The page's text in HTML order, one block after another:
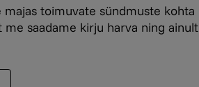
toimuvate sündmuste kohta
saadame kirju harva ning ainult